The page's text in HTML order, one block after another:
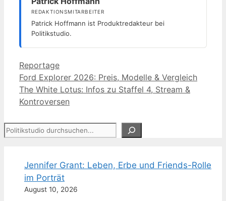
REDAKTIONSMITARBEITER
Patrick Hoffmann ist Produktredakteur bei
Politikstudio.
Kategorien
Reportage
Ford Explorer 2026: Preis, Modelle & Vergleich
The White Lotus: Infos zu Staffel 4, Stream &
Kontroversen
Suchen
Jennifer Grant: Leben, Erbe und Friends-Rolle
im Porträt
August 10, 2026